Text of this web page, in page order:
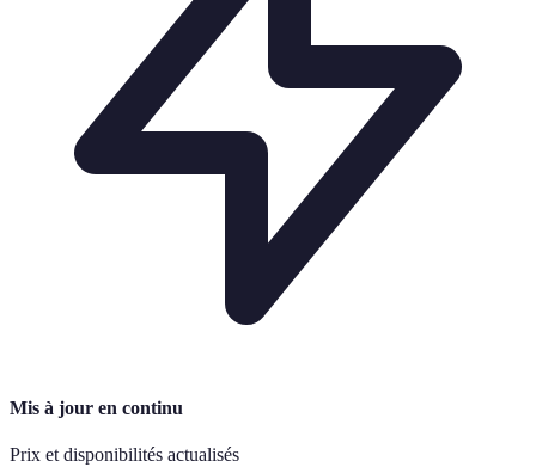
Mis à jour en continu
Prix et disponibilités actualisés